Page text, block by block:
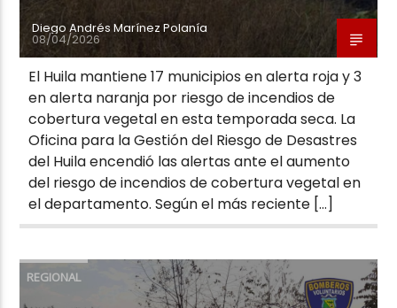
Diego Andrés Marínez Polanía
08/04/2026
El Huila mantiene 17 municipios en alerta roja y 3
en alerta naranja por riesgo de incendios de
cobertura vegetal en esta temporada seca. La
Oficina para la Gestión del Riesgo de Desastres
del Huila encendió las alertas ante el aumento
del riesgo de incendios de cobertura vegetal en
el departamento. Según el más reciente […]
REGIONAL